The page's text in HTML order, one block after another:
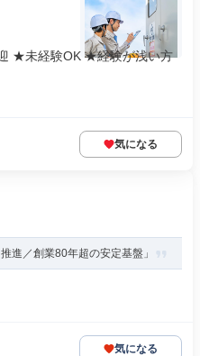
★未経験OK ★経験が浅い方
気になる
進／創業80年超の安定基盤」
気になる